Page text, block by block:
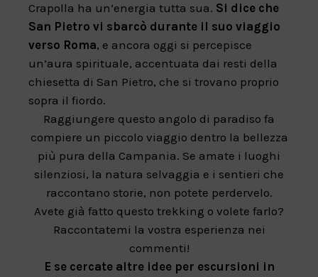
Crapolla ha un’energia tutta sua. Si dice che
San Pietro vi sbarcò durante il suo viaggio
verso Roma, e ancora oggi si percepisce
un’aura spirituale, accentuata dai resti della
chiesetta di San Pietro, che si trovano proprio
sopra il fiordo.
Raggiungere questo angolo di paradiso fa
compiere un piccolo viaggio dentro la bellezza
più pura della Campania. Se amate i luoghi
silenziosi, la natura selvaggia e i sentieri che
raccontano storie, non potete perdervelo.
Avete già fatto questo trekking o volete farlo?
Raccontatemi la vostra esperienza nei
commenti!
E se cercate altre idee per escursioni in